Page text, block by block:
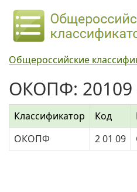
Общероссийские
ОКОПФ: 20109
Классификатор Код
ОКОПФ
2 01 09